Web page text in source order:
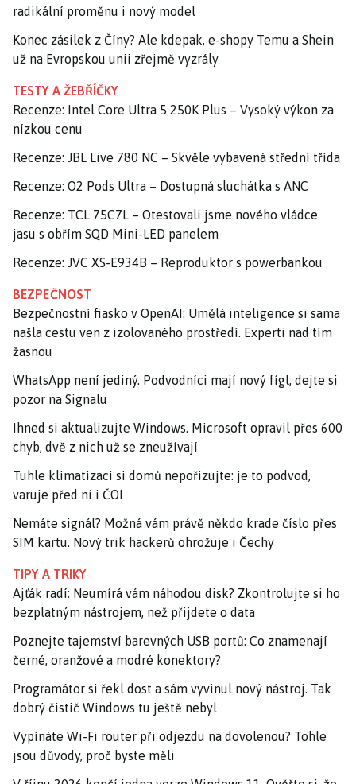
radikální proměnu i nový model
Konec zásilek z Číny? Ale kdepak, e-shopy Temu a Shein
už na Evropskou unii zřejmě vyzrály
TESTY A ŽEBŘÍČKY
Recenze: Intel Core Ultra 5 250K Plus – Vysoký výkon za
nízkou cenu
Recenze: JBL Live 780 NC – Skvěle vybavená střední třída
Recenze: O2 Pods Ultra – Dostupná sluchátka s ANC
Recenze: TCL 75C7L – Otestovali jsme nového vládce
jasu s obřím SQD Mini-LED panelem
Recenze: JVC XS-E934B – Reproduktor s powerbankou
BEZPEČNOST
Bezpečnostní fiasko v OpenAI: Umělá inteligence si sama
našla cestu ven z izolovaného prostředí. Experti nad tím
žasnou
WhatsApp není jediný. Podvodníci mají nový fígl, dejte si
pozor na Signalu
Ihned si aktualizujte Windows. Microsoft opravil přes 600
chyb, dvě z nich už se zneužívají
Tuhle klimatizaci si domů nepořizujte: je to podvod,
varuje před ní i ČOI
Nemáte signál? Možná vám právě někdo krade číslo přes
SIM kartu. Nový trik hackerů ohrožuje i Čechy
TIPY A TRIKY
Ajťák radí: Neumírá vám náhodou disk? Zkontrolujte si ho
bezplatným nástrojem, než přijdete o data
Poznejte tajemství barevných USB portů: Co znamenají
černé, oranžové a modré konektory?
Programátor si řekl dost a sám vyvinul nový nástroj. Tak
dobrý čistič Windows tu ještě nebyl
Vypínáte Wi-Fi router při odjezdu na dovolenou? Tohle
jsou důvody, proč byste měli